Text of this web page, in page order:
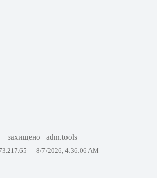
захищено adm.tools
— 8/7/2026, 4:36:06 AM